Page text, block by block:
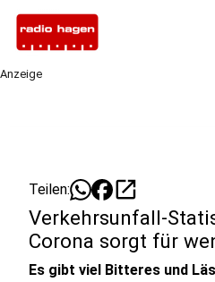
Anzeige
Teilen: open_in_new
Verkehrsunfall-
Corona sorgt für
Es gibt viel Bitteres und